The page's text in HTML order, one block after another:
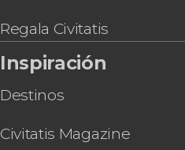
Regala Civitatis
Inspiración
Destinos
Civitatis Magazine